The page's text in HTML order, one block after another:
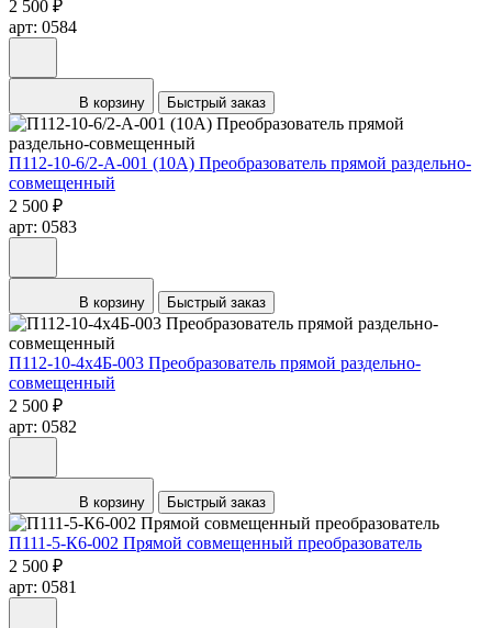
2 500 ₽
арт: 0584
В корзину Быстрый заказ
П112-10-6/2-А-001 (10А) Преобразователь прямой раздельно-
совмещенный
2 500 ₽
арт: 0583
В корзину Быстрый заказ
П112-10-4х4Б-003 Преобразователь прямой раздельно-
совмещенный
2 500 ₽
арт: 0582
В корзину Быстрый заказ
П111-5-К6-002 Прямой совмещенный преобразователь
2 500 ₽
арт: 0581